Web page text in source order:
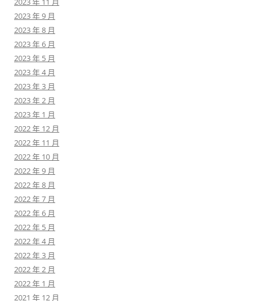
2023 年 9 月
2023 年 8 月
2023 年 6 月
2023 年 5 月
2023 年 4 月
2023 年 3 月
2023 年 2 月
2023 年 1 月
2022 年 12 月
2022 年 11 月
2022 年 10 月
2022 年 9 月
2022 年 8 月
2022 年 7 月
2022 年 6 月
2022 年 5 月
2022 年 4 月
2022 年 3 月
2022 年 2 月
2022 年 1 月
2021 年 12 月